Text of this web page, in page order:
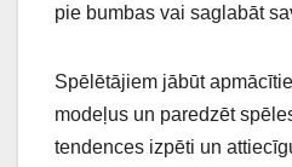
pie bumbas vai saglabāt
Spēlētājiem jābūt
modeļus un paredzēt
tendences izpēti un